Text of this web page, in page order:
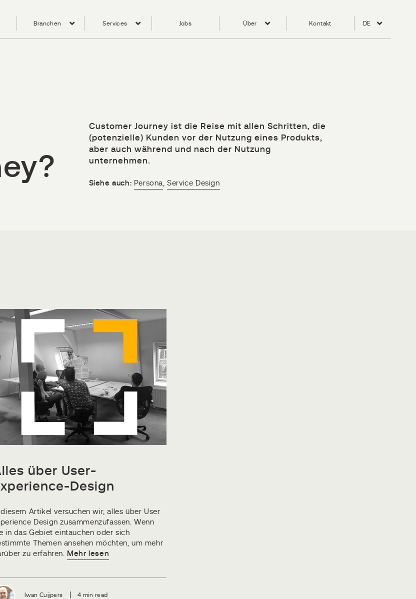
Branchen Services Jobs Über Kontakt DE
Customer Journey ist die Reise mit allen Schritten, die
(potenzielle) Kunden vor der Nutzung eines Produkts,
aber auch während und nach der Nutzung
unternehmen.
Siehe auch: Persona ,Service Design
über User-
Design
diesem Artikel versuchen wir, alles über User
Design zusammenzufassen. Wenn
in das Gebiet eintauchen oder sich
Themen ansehen möchten, um mehr
zu erfahren. Mehr lesen
Iwan Cuijpers 4 min read